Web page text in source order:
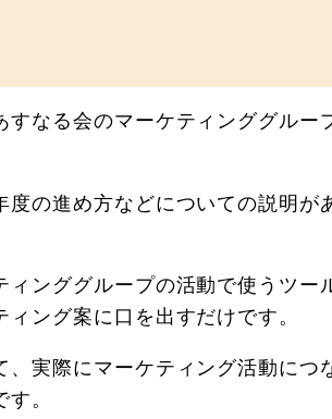
なる会のマーケティンググルー
の進め方などについての説明が
ンググループの活動で使うツー
ング案に口を出すだけです。
実際にマーケティング活動につ
。